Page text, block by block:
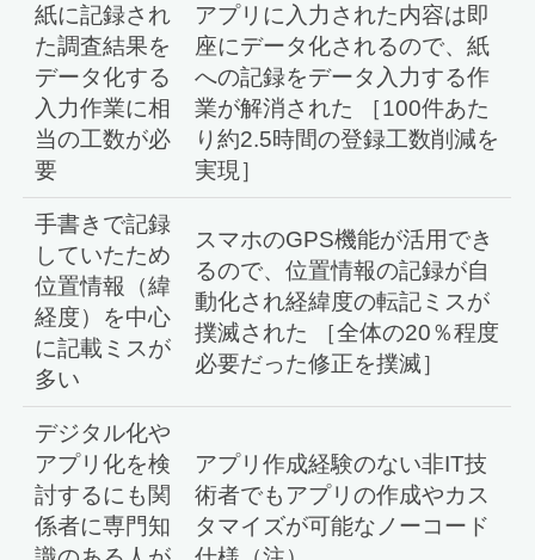
紙に記録され
た調査結果を
データ化する
入力作業に相
当の工数が必
要
アプリに入力された内容は即
座にデータ化されるので、紙
への記録をデータ入力する作
業が解消された ［100件あた
り約2.5時間の登録工数削減を
実現］
手書きで記録
していたため
位置情報（緯
経度）を中心
に記載ミスが
多い
スマホのGPS機能が活用でき
るので、位置情報の記録が自
動化され経緯度の転記ミスが
撲滅された ［全体の20％程度
必要だった修正を撲滅］
デジタル化や
アプリ化を検
討するにも関
係者に専門知
アプリ作成経験のない非IT技
術者でもアプリの作成やカス
タマイズが可能なノーコード